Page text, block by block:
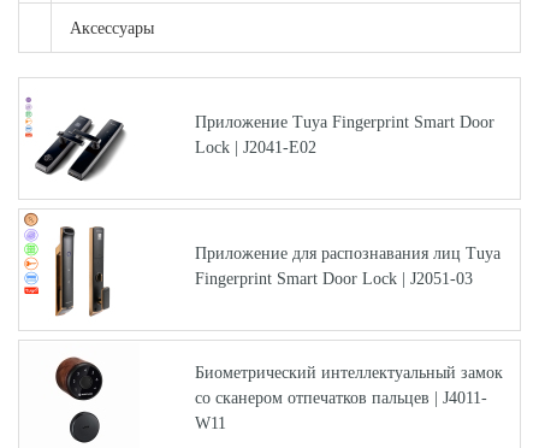
Аксессуары
Приложение Tuya Fingerprint Smart Door
Lock | J2041-E02
Приложение для распознавания лиц Tuya
Fingerprint Smart Door Lock | J2051-03
Биометрический интеллектуальный замок
со сканером отпечатков пальцев | J4011-
W11